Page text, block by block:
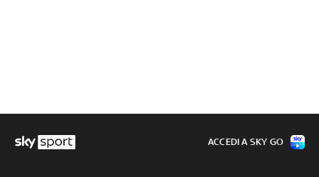
ACCEDI A SKY GO